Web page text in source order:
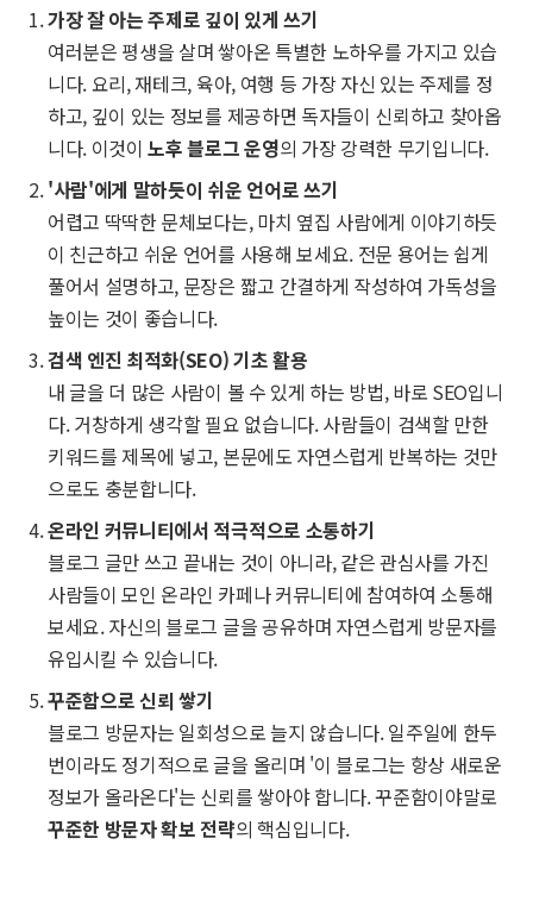
가장 잘 아는 주제로 깊이 있게 쓰기
여러분은 평생을 살며 쌓아온 특별한 노하우를 가지고 있습
니다. 요리, 재테크, 육아, 여행 등 가장 자신 있는 주제를 정
하고, 깊이 있는 정보를 제공하면 독자들이 신뢰하고 찾아옵
니다. 이것이노후 블로그 운영의 가장 강력한 무기입니다.
'사람'에게 말하듯이 쉬운 언어로 쓰기
어렵고 딱딱한 문체보다는, 마치 옆집 사람에게 이야기하듯
이 친근하고 쉬운 언어를 사용해 보세요. 전문 용어는 쉽게
풀어서 설명하고, 문장은 짧고 간결하게 작성하여 가독성을
높이는 것이 좋습니다.
검색 엔진 최적화(SEO) 기초 활용
내 글을 더 많은 사람이 볼 수 있게 하는 방법, 바로 SEO입니
다. 거창하게 생각할 필요 없습니다. 사람들이 검색할 만한
키워드를 제목에 넣고, 본문에도 자연스럽게 반복하는 것만
으로도 충분합니다.
온라인 커뮤니티에서 적극적으로 소통하기
블로그 글만 쓰고 끝내는 것이 아니라, 같은 관심사를 가진
사람들이 모인 온라인 카페나 커뮤니티에 참여하여 소통해
보세요. 자신의 블로그 글을 공유하며 자연스럽게 방문자를
유입시킬 수 있습니다.
꾸준함으로 신뢰 쌓기
블로그 방문자는 일회성으로 늘지 않습니다. 일주일에 한두
번이라도 정기적으로 글을 올리며 '이 블로그는 항상 새로운
정보가 올라온다'는 신뢰를 쌓아야 합니다. 꾸준함이야말로
꾸준한 방문자 확보 전략의 핵심입니다.